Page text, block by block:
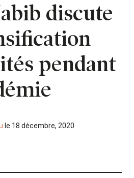
discute
pendant
le 18 décembre, 2020